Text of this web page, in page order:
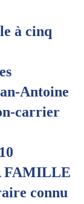
à cinq
Antoine
carrier
FAMILLE
connu